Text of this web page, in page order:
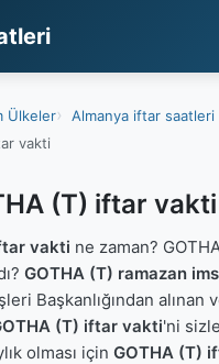
Ülkeler
Almanya iftar saatleri
vakti
(T) iftar
vakti ne zaman?
GOTHA (T) ramazan
Başkanlığından alınan
(T) iftar vakti'ni
olması için GOTHA (T)